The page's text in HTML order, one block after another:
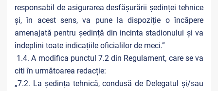
responsabil de asigurarea desfășurării ședinței tehnice
și, în acest sens, va pune la dispoziție o încăpere
amenajată pentru ședință din incinta stadionului și va
îndeplini toate indicațiile oficialilor de meci.”
1.4. A modifica punctul 7.2 din Regulament, care se va
citi în următoarea redacție:
„7.2. La ședința tehnică, condusă de Delegatul și/sau